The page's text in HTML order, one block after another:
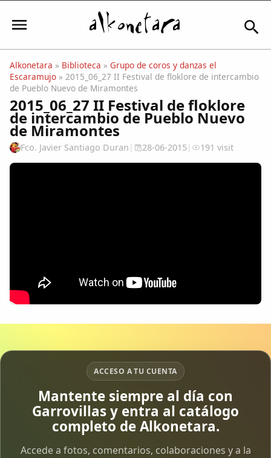
Iniciar sesión
Mi Cuenta
Colaboradores
Periódico Alconétar
Foros
Idiosincrasia
Alkonetara » Biblioteca » Grupo de coros y danzas el
Escaramujo » 2015_06_27 II Festival de floklore de intercambio
de Pueblo Nuevo de Miramontes
2015_06_27 II Festival de floklore
de intercambio de Pueblo Nuevo
de Miramontes
Fco. Javier Santiago Duran | 28-06-2015| 191 visit
ACCESO A TU CUENTA
Mantente siempre al día con
Garrovillas y entra al catálogo
completo de Alkonetara.
Accede a fotos, comentarios, colaboraciones y a la